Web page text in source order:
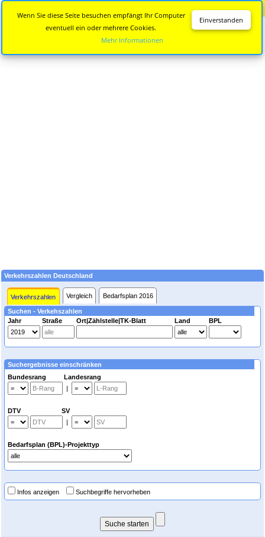
Verkehrszahlen Deutschland
Verkehrszahlen Vergleich Bedarfsplan 2016
Suchen - Verkehszahlen
Jahr
Straße Ort|Zählstelle|TK-Blatt Land BPL
Suchergebnisse einschränken
Bundesrang Landesrang
|
DTV SV
|
Bedarfsplan (BPL)-Projekttyp
Infos anzeigen Suchbegriffe hervorheben
Einverstanden
Wenn Sie diese Seite besuchen empfängt Ihr Computer
eventuell ein oder mehrere Cookies.
Mehr Informationen